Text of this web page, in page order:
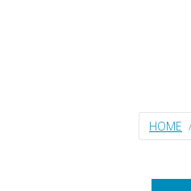
HOME